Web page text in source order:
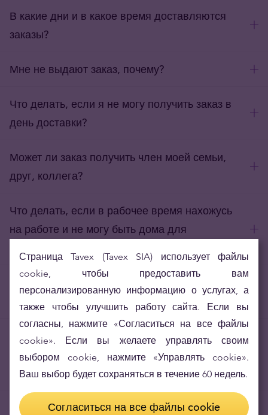
В какие дни и в какое время доставляются
заказы?
Мне не выдают заказ, почему?
Что делать, если я не могу получить заказ в
день доставки?
Может ли заказ получить член моей семьи,
друг, коллега?
Что делать, если в рабочее время нахожусь
на работе и не могу быть дома для
Могу ли я знать какие банкноты будут в
Могу ли я принять заказ и расписаться о его
получении, если упаковка заказа
повреждена?
Что делать, если заказ утерян?
Страница Tavex (Tavex SIA) использует файлы
cookie, чтобы предоставить вам
персонализированную информацию о услугах, а
также чтобы улучшить работу сайта. Если вы
согласны, нажмите «Согласиться на все файлы
cookie». Если вы желаете управлять своим
выбором cookie, нажмите «Управлять cookie».
Ваш выбор будет сохраняться в течение 60 недель.
Согласиться на все файлы cookie